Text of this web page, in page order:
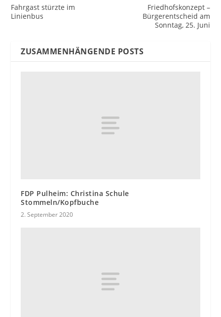
Fahrgast stürzte im
Linienbus
Friedhofskonzept –
Bürgerentscheid am
Sonntag, 25. Juni
ZUSAMMENHÄNGENDE POSTS
FDP Pulheim: Christina Schule
Stommeln/Kopfbuche
2. September 2020